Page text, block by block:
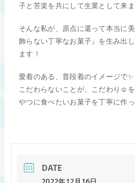
子と苦楽を共にして生業として来ま
そんな私が、原点に還って本当に
飾らない丁寧なお菓子』を生み出
ます！
愛着のある、普段着のイメージで✨
こだわらないことが、こだわり☺️
やつに食べたいお菓子を丁寧に作
DATE